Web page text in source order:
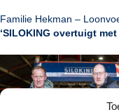
Familie Hekman –
‘SILOKING overtuigt